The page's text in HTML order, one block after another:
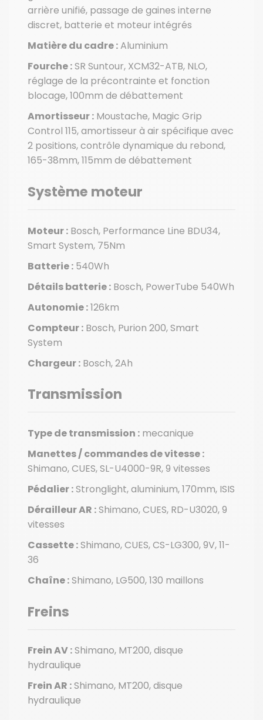
arrière unifié, passage de gaines interne
discret, batterie et moteur intégrés
Matière du cadre :Aluminium
Fourche :SR Suntour, XCM32-ATB, NLO,
réglage de la précontrainte et fonction
blocage, 100mm de débattement
Amortisseur : Moustache, Magic Grip
Control 115, amortisseur à air spécifique avec
2 positions, contrôle dynamique du rebond,
165-38mm, 115mm de débattement
Système moteur
Moteur : Bosch, Performance Line BDU34,
Smart System, 75Nm
Batterie : 540Wh
Détails batterie : Bosch, PowerTube 540Wh
Autonomie :126km
Compteur : Bosch, Purion 200, Smart
System
Chargeur : Bosch, 2Ah
Transmission
Type de transmission : mecanique
Manettes / commandes de vitesse :
Shimano, CUES, SL-U4000-9R, 9 vitesses
Pédalier :Stronglight, aluminium, 170mm, ISIS
Dérailleur AR :Shimano, CUES, RD-U3020, 9
vitesses
Cassette :Shimano, CUES, CS-LG300, 9V, 11-
36
Chaîne :Shimano, LG500, 130 maillons
Freins
Frein AV :Shimano, MT200, disque
hydraulique
Frein AR :Shimano, MT200, disque
hydraulique